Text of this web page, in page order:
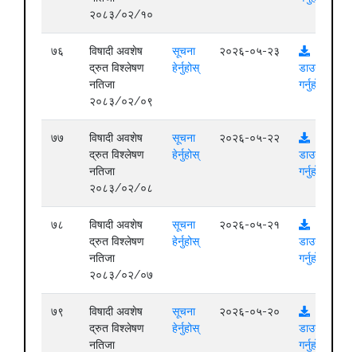
२०८३/०२/१०
७६
विषादी अवशेष
द्रुत विश्लेषण
नतिजा
२०८३/०२/०९
सूचना
हेर्नुहोस्
२०२६-०५-२३
डाउनलोड
गर्नुहोस्
७७
विषादी अवशेष
द्रुत विश्लेषण
नतिजा
२०८३/०२/०८
सूचना
हेर्नुहोस्
२०२६-०५-२२
डाउनलोड
गर्नुहोस्
७८
विषादी अवशेष
द्रुत विश्लेषण
नतिजा
२०८३/०२/०७
सूचना
हेर्नुहोस्
२०२६-०५-२१
डाउनलोड
गर्नुहोस्
७९
विषादी अवशेष
द्रुत विश्लेषण
नतिजा
सूचना
हेर्नुहोस्
२०२६-०५-२०
डाउनलोड
गर्नुहोस्